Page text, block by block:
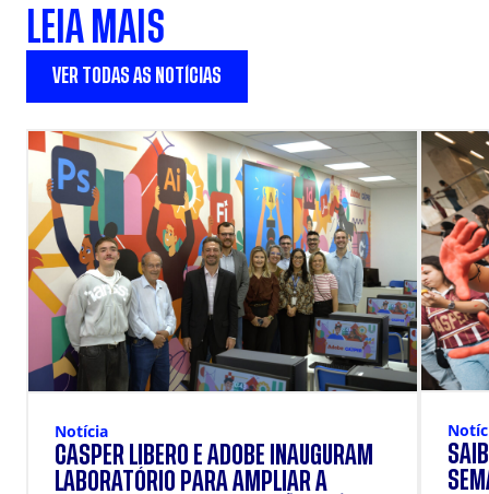
LEIA MAIS
VER TODAS AS NOTÍCIAS
Notícia
CÁSPER LÍBERO E ADOBE INAUGURAM
LABORATÓRIO PARA AMPLIAR A